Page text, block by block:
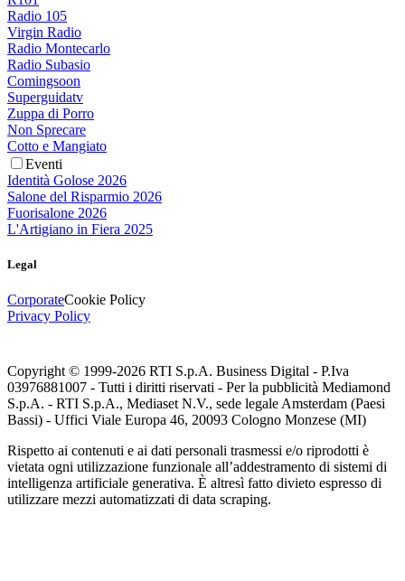
Radio 105
Virgin Radio
Radio Montecarlo
Radio Subasio
Comingsoon
Superguidatv
Zuppa di Porro
Non Sprecare
Cotto e Mangiato
Eventi
Identità Golose 2026
Salone del Risparmio 2026
Fuorisalone 2026
L'Artigiano in Fiera 2025
Legal
CorporateCookie Policy
Privacy Policy
Copyright © 1999-2026 RTI S.p.A. Business Digital - P.Iva
03976881007 - Tutti i diritti riservati - Per la pubblicità Mediamond
S.p.A. - RTI S.p.A., Mediaset N.V., sede legale Amsterdam (Paesi
Bassi) - Uffici Viale Europa 46, 20093 Cologno Monzese (MI)
Rispetto ai contenuti e ai dati personali trasmessi e/o riprodotti è
vietata ogni utilizzazione funzionale all’addestramento di sistemi di
intelligenza artificiale generativa. È altresì fatto divieto espresso di
utilizzare mezzi automatizzati di data scraping.